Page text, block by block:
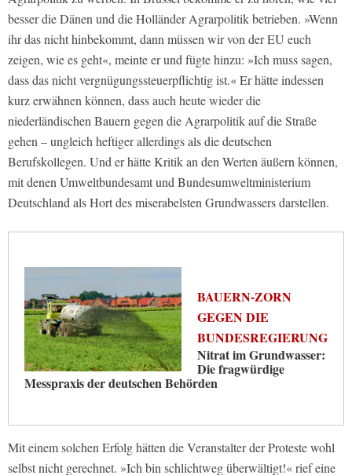
besser die Dänen und die Holländer Agrarpolitik betrieben. »Wenn
ihr das nicht hinbekommt, dann müssen wir von der EU euch
zeigen, wie es geht«, meinte er und fügte hinzu: »Ich muss sagen,
dass das nicht vergnügungssteuerpflichtig ist.« Er hätte indessen
kurz erwähnen können, dass auch heute wieder die
niederländischen Bauern gegen die Agrarpolitik auf die Straße
gehen – ungleich heftiger allerdings als die deutschen
Berufskollegen. Und er hätte Kritik an den Werten äußern können,
mit denen Umweltbundesamt und Bundesumweltministerium
Deutschland als Hort des miserabelsten Grundwassers darstellen.
BAUERN-ZORN
GEGEN DIE
BUNDESREGIERUNG
Nitrat im Grundwasser:
Die fragwürdige
Messpraxis der deutschen Behörden
Mit einem solchen Erfolg hätten die Veranstalter der Proteste wohl
selbst nicht gerechnet. »Ich bin schlichtweg überwältigt!« rief eine